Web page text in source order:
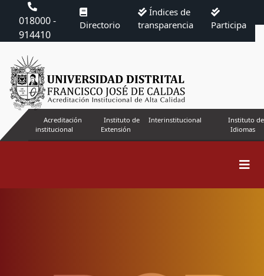
018000 -
914410
Directorio
Índices de
transparencia
Participa
Acreditación
institucional
Instituto de
Extensión
Interinstitucional
Instituto de
Idiomas